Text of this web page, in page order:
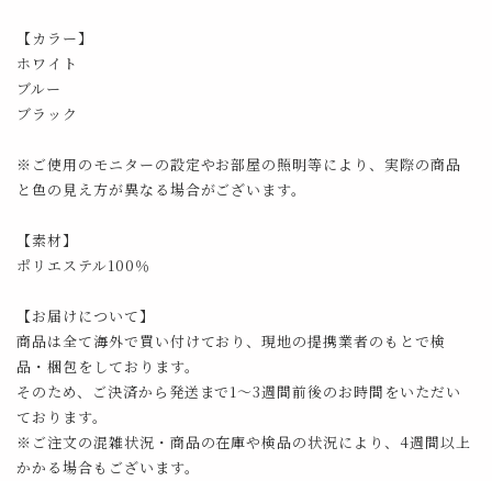
【カラー】
ホワイト
ブルー
ブラック
※ご使用のモニターの設定やお部屋の照明等により、実際の商品
と色の見え方が異なる場合がございます。
【素材】
ポリエステル100％
【お届けについて】
商品は全て海外で買い付けており、現地の提携業者のもとで検
品・梱包をしております。
そのため、ご決済から発送まで1～3週間前後のお時間をいただい
ております。
※ご注文の混雑状況・商品の在庫や検品の状況により、4週間以上
かかる場合もございます。